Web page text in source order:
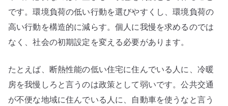
です。環境負荷の低い行動を選びやすくし、環境負荷の
高い行動を構造的に減らす。個人に我慢を求めるのでは
なく、社会の初期設定を変える必要があります。
たとえば、断熱性能の低い住宅に住んでいる人に、冷暖
房を我慢しろと言うのは政策として弱いです。公共交通
が不便な地域に住んでいる人に、自動車を使うなと言う